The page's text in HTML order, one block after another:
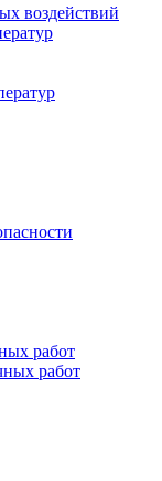
воздействий
работ
работ